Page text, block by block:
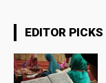
EDITOR PICKS